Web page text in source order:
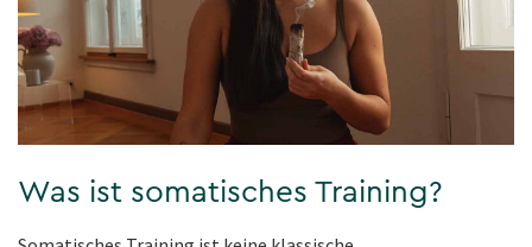
Was ist somatisches Training?